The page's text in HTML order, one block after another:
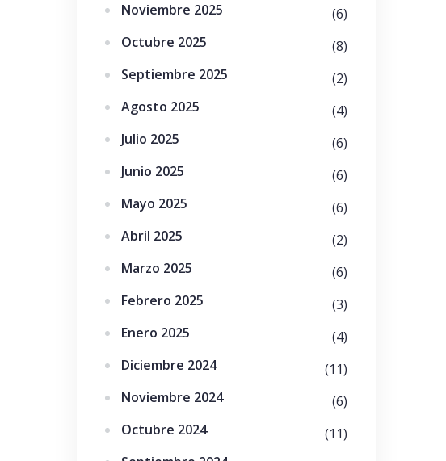
Noviembre 2025
(6)
Octubre 2025
(8)
Septiembre 2025
(2)
Agosto 2025
(4)
Julio 2025
(6)
Junio 2025
(6)
Mayo 2025
(6)
Abril 2025
(2)
Marzo 2025
(6)
Febrero 2025
(3)
Enero 2025
(4)
Diciembre 2024
(11)
Noviembre 2024
(6)
Octubre 2024
(11)